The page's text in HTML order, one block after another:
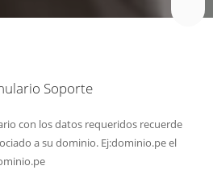
Soporte
con los datos requeridos recuerde
a su dominio. Ej:dominio.pe el